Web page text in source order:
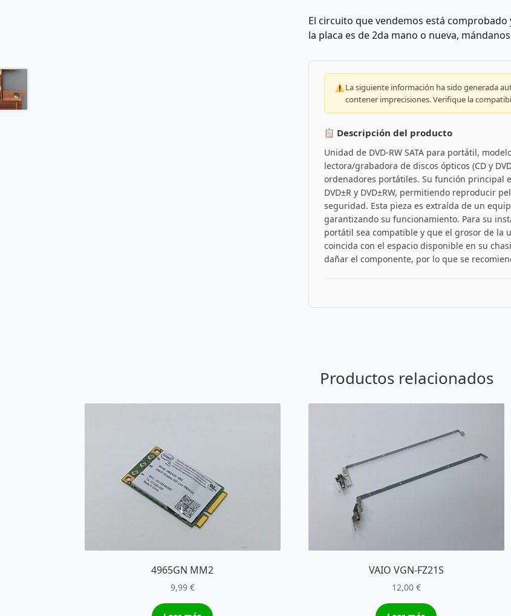
El circuito que vendemos está
la placa es de 2da mano o nueva,
La siguiente información ha sido generada
contener imprecisiones. Verifique la
Descripción del producto
Unidad de DVD-RW SATA para portátil,
lectora/grabadora de discos ópticos (CD y
ordenadores portátiles. Su función principal
DVD±R y DVD±RW, permitiendo reproducir
seguridad. Esta pieza es extraída de un
garantizando su funcionamiento. Para su
portátil sea compatible y que el grosor de la
coincida con el espacio disponible en su
dañar el componente, por lo que se
Productos relacionados
4965GN MM2
9,99 €
VAIO VGN-FZ21S
12,00 €